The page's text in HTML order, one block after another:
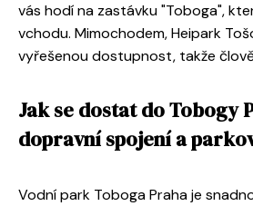
vás hodí na zastávku "Toboga",
vchodu. Mimochodem, Heipark
vyřešenou dostupnost, takže
Jak se dostat do Tobogy
dopravní spojení a
Vodní park Toboga Praha je